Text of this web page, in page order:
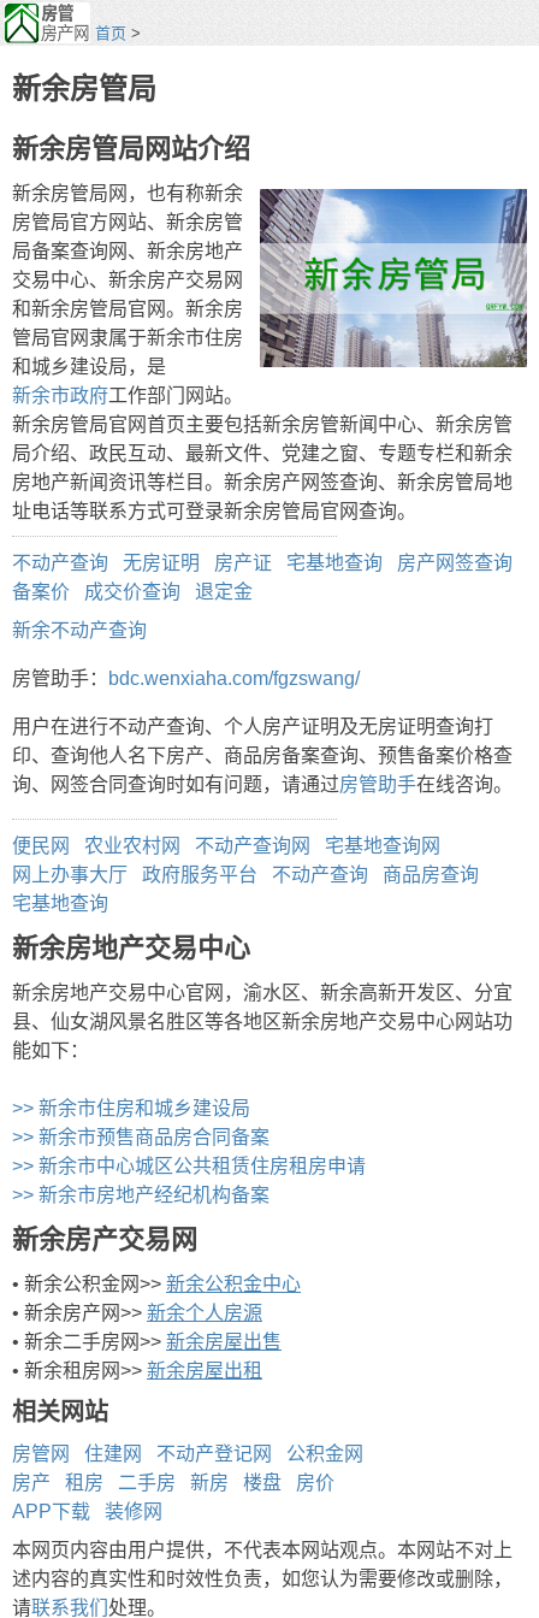
首页 >
新余房管局
新余房管局网站介绍
新余房管局网，也有称新余
房管局官方网站、新余房管
局备案查询网、新余房地产
交易中心、新余房产交易网
和新余房管局官网。新余房
管局官网隶属于新余市住房
和城乡建设局，是
新余市政府工作部门网站。
新余房管局官网首页主要包括新余房管新闻中心、新余房管
局介绍、政民互动、最新文件、党建之窗、专题专栏和新余
房地产新闻资讯等栏目。新余房产网签查询、新余房管局地
址电话等联系方式可登录新余房管局官网查询。
不动产查询 无房证明 房产证 宅基地查询
房产网签查询
备案价
成交价查询
退定金
新余不动产查询
房管助手： bdc.wenxiaha.com/fgzswang/
用户在进行不动产查询、个人房产证明及无房证明查询打
印、查询他人名下房产、商品房备案查询、预售备案价格查
询、网签合同查询时如有问题，请通过房管助手在线咨询。
便民网 农业农村网 不动产查询网
宅基地查询网
网上办事大厅
政府服务平台 不动产查询
商品房查询
宅基地查询
新余房地产交易中心
新余房地产交易中心官网，渝水区、新余高新开发区、分宜
县、仙女湖风景名胜区等各地区新余房地产交易中心网站功
能如下：
>> 新余市住房和城乡建设局
>> 新余市预售商品房合同备案
>> 新余市中心城区公共租赁住房租房申请
>> 新余市房地产经纪机构备案
新余房产交易网
• 新余公积金网>> 新余公积金中心
• 新余房产网>> 新余个人房源
• 新余二手房网>> 新余房屋出售
• 新余租房网>> 新余房屋出租
相关网站
房管网 住建网 不动产登记网
公积金网
房产
租房 二手房 新房 楼盘
房价
APP下载
装修网
本网页内容由用户提供，不代表本网站观点。本网站不对上
述内容的真实性和时效性负责，如您认为需要修改或删除，
请联系我们 处理。